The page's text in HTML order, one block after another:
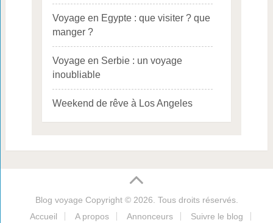
Voyage en Egypte : que visiter ? que
manger ?
Voyage en Serbie : un voyage
inoubliable
Weekend de rêve à Los Angeles
Blog voyage Copyright © 2026. Tous droits réservés.
Accueil
A propos Annonceurs Suivre le blog